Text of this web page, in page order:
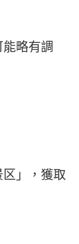
略有調
」，獲取